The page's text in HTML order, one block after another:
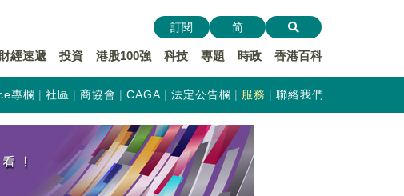
財經速遞 投資 港股100強 科技 專題 時政 香港百科
訂閱 简
專欄 社區 商協會 CAGA 法定公告欄 服務 聯絡我們